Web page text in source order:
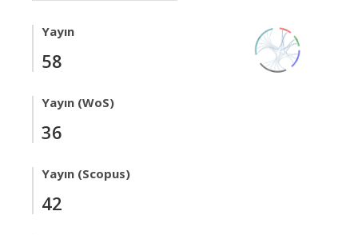
Yayın
58
Yayın (WoS)
36
Yayın (Scopus)
42